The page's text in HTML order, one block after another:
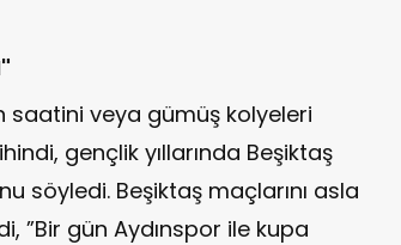
saatini veya gümüş kolyeleri
gençlik yıllarında Beşiktaş
söyledi. Beşiktaş maçlarını asla
”Bir gün Aydınspor ile kupa